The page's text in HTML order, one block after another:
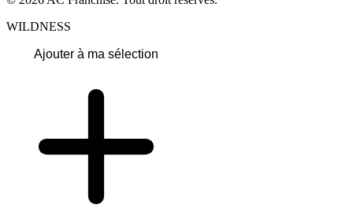
WILDNESS
Ajouter à ma sélection